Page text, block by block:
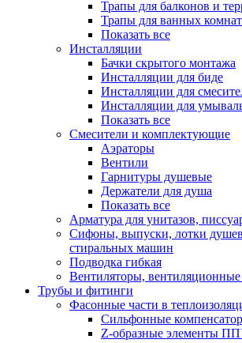
Трапы для балконов и
Трапы для ванных комнат
Показать все
Инсталляции
Бачки скрытого монтажа
Инсталляции для биде
Инсталляции для
Инсталляции для
Показать все
Смесители и комплектующие
Аэраторы
Вентили
Гарнитуры душевые
Держатели для душа
Показать все
Арматура для унитазов,
Сифоны, выпуски, лотки
стиральных машин
Подводка гибкая
Вентиляторы,
Трубы и фитинги
Фасонные части в
Cильфонные
Z-образные элементы